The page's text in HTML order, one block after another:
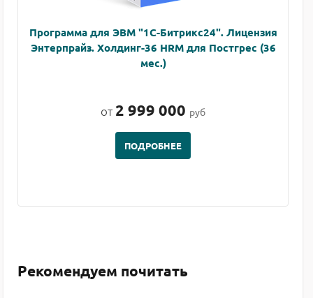
Программа для ЭВМ "1С-Битрикс24". Лицензия
Энтерпрайз. Холдинг-36 HRM для Постгрес (36
мес.)
от2 999 000 руб
ПОДРОБНЕЕ
Рекомендуем почитать